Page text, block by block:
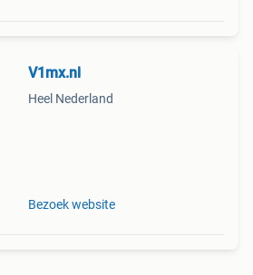
V1mx.nl
Heel Nederland
Bezoek website